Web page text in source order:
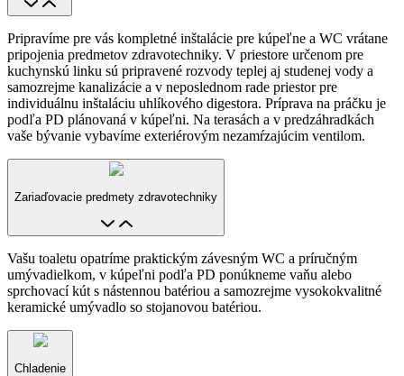
Pripravíme pre vás kompletné inštalácie pre kúpeľne a WC vrátane
pripojenia predmetov zdravotechniky. V priestore určenom pre
kuchynskú linku sú pripravené rozvody teplej aj studenej vody a
samozrejme kanalizácie a v neposlednom rade priestor pre
individuálnu inštaláciu uhlíkového digestora. Príprava na práčku je
podľa PD plánovaná v kúpeľni. Na terasách a v predzáhradkách
vaše bývanie vybavíme exteriérovým nezamŕzajúcim ventilom.
Zariaďovacie predmety zdravotechniky
Vašu toaletu opatríme praktickým závesným WC a príručným
umývadielkom, v kúpeľni podľa PD ponúkneme vaňu alebo
sprchovací kút s nástennou batériou a samozrejme vysokokvalitné
keramické umývadlo so stojanovou batériou.
Chladenie